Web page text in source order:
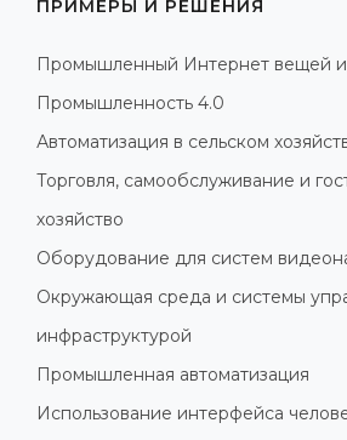
ПРИМЕРЫ И РЕШЕНИЯ
Промышленный Интернет вещей и
Промышленность 4.0
Автоматизация в сельском
Торговля, самообслуживание и
хозяйство
Оборудование для систем
Окружающая среда и системы
инфраструктурой
Промышленная автоматизация
Использование интерфейса